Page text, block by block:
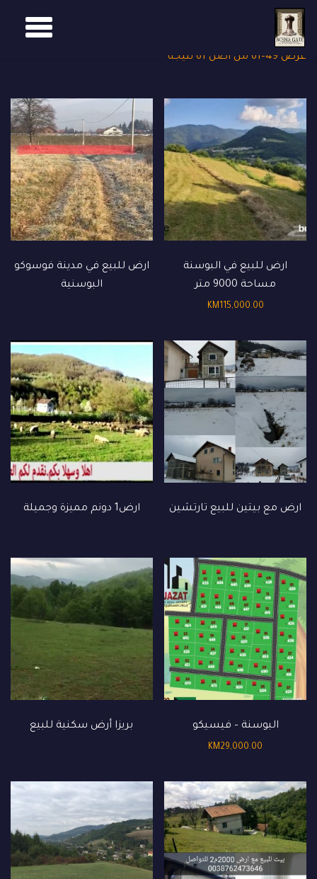
Skip
عرض 49–61 من أصل 61 نتيجة
ارض للبيع في البوسنة
مساحة 9000 متر
KM115,000.00
ارض للبيع في مدينة فوسوكو
البوسنية
ارض مع بيتين للبيع تارتشين ارض1 دونم مميزة وجميلة
البوسنة – فيسيكو
KM29,000.00
بريزا ️أرض سكنية للبيع